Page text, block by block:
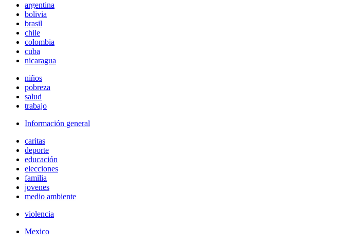
argentina
bolivia
brasil
chile
colombia
cuba
nicaragua
niños
pobreza
salud
trabajo
Información general
caritas
deporte
educación
elecciones
familia
jovenes
medio ambiente
violencia
Mexico